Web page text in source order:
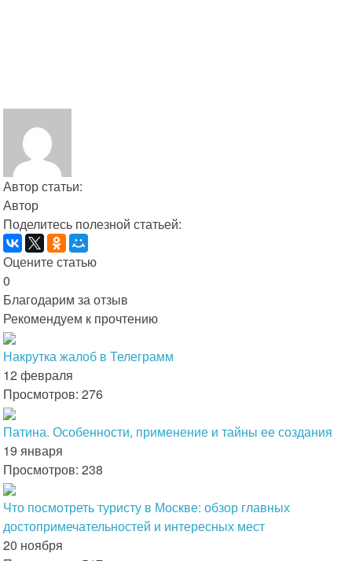
Автор статьи:
Автор
Поделитесь полезной статьей:
Оцените статью
0
Благодарим за отзыв
Рекомендуем к прочтению
Накрутка жалоб в Телеграмм
12 февраля
Просмотров: 276
Патина. Особенности, применение и тайны ее создания
19 января
Просмотров: 238
Что посмотреть туристу в Москве: обзор главных
достопримечательностей и интересных мест
20 ноября